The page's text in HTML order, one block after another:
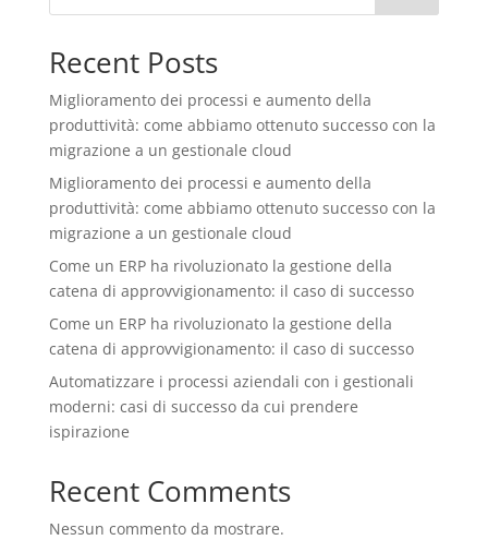
Recent Posts
Miglioramento dei processi e aumento della
produttività: come abbiamo ottenuto successo con la
migrazione a un gestionale cloud
Miglioramento dei processi e aumento della
produttività: come abbiamo ottenuto successo con la
migrazione a un gestionale cloud
Come un ERP ha rivoluzionato la gestione della
catena di approvvigionamento: il caso di successo
Come un ERP ha rivoluzionato la gestione della
catena di approvvigionamento: il caso di successo
Automatizzare i processi aziendali con i gestionali
moderni: casi di successo da cui prendere
ispirazione
Recent Comments
Nessun commento da mostrare.